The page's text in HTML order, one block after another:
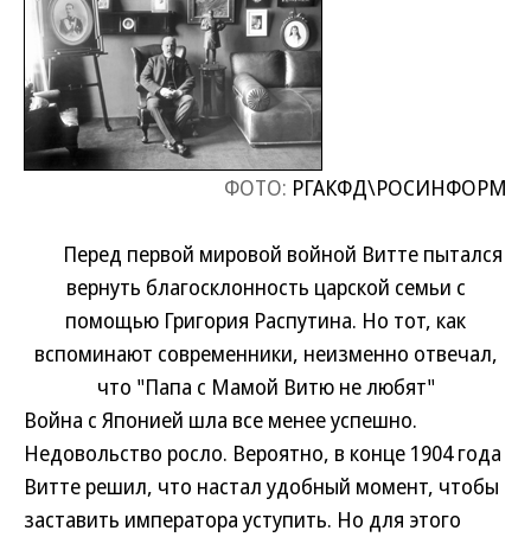
ФОТО: РГАКФД\РОСИНФОРМ
Перед первой мировой войной Витте пытался
вернуть благосклонность царской семьи с
помощью Григория Распутина. Но тот, как
вспоминают современники, неизменно отвечал,
что "Папа с Мамой Витю не любят"
Война с Японией шла все менее успешно.
Недовольство росло. Вероятно, в конце 1904 года
Витте решил, что настал удобный момент, чтобы
заставить императора уступить. Но для этого